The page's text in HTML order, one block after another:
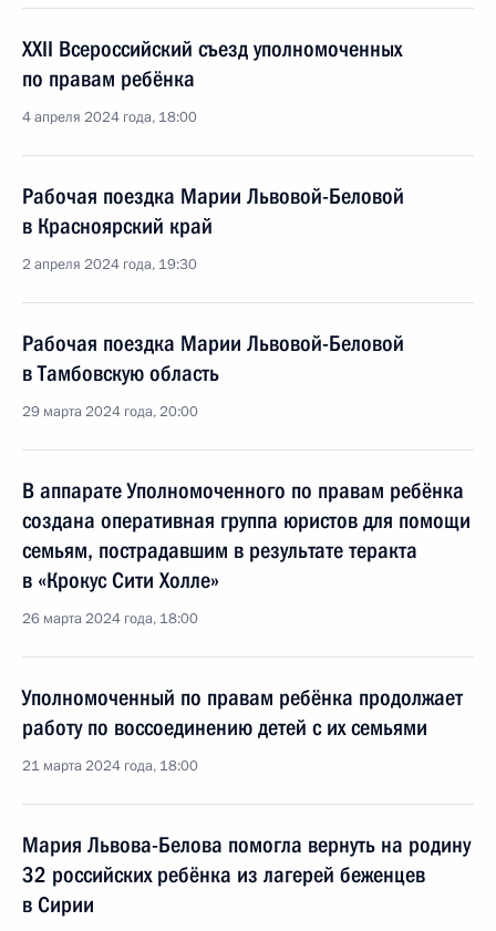
XXII Всероссийский съезд уполномоченных
по правам ребёнка
4 апреля 2024 года, 18:00
Рабочая поездка Марии Львовой-Беловой
в Красноярский край
2 апреля 2024 года, 19:30
Рабочая поездка Марии Львовой-Беловой
в Тамбовскую область
29 марта 2024 года, 20:00
В аппарате Уполномоченного по правам ребёнка
создана оперативная группа юристов для помощи
семьям, пострадавшим в результате теракта
в «Крокус Сити Холле»
26 марта 2024 года, 18:00
Уполномоченный по правам ребёнка продолжает
работу по воссоединению детей с их семьями
21 марта 2024 года, 18:00
Мария Львова-Белова помогла вернуть на родину
32 российских ребёнка из лагерей беженцев
в Сирии